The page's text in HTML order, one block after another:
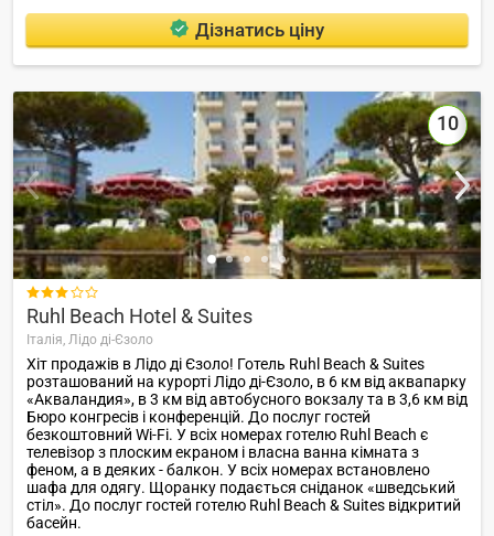
Дізнатись ціну
10

Ruhl Beach Hotel & Suites
Італія, Лідо ді-Єзоло
Хіт продажів в Лідо ді Єзоло! Готель Ruhl Beach & Suites
розташований на курорті Лідо ді-Єзоло, в 6 км від аквапарку
«Акваландия», в 3 км від автобусного вокзалу та в 3,6 км від
Бюро конгресів і конференцій. До послуг гостей
безкоштовний Wi-Fi. У всіх номерах готелю Ruhl Beach є
телевізор з плоским екраном і власна ванна кімната з
феном, а в деяких - балкон. У всіх номерах встановлено
шафа для одягу. Щоранку подається сніданок «шведський
стіл». До послуг гостей готелю Ruhl Beach & Suites відкритий
басейн.